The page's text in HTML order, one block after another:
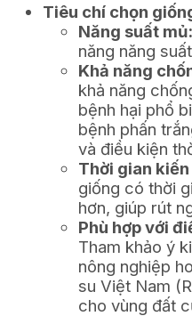
Tiêu chí chọn
Năng suất mủ:
năng năng
Khả năng
khả năng
bệnh hại phổ
bệnh phấn
và điều kiện
Thời gian
giống có thời
hơn, giúp rút
Phù hợp với
Tham khảo ý
nông nghiệp
su Việt Nam
cho vùng đất